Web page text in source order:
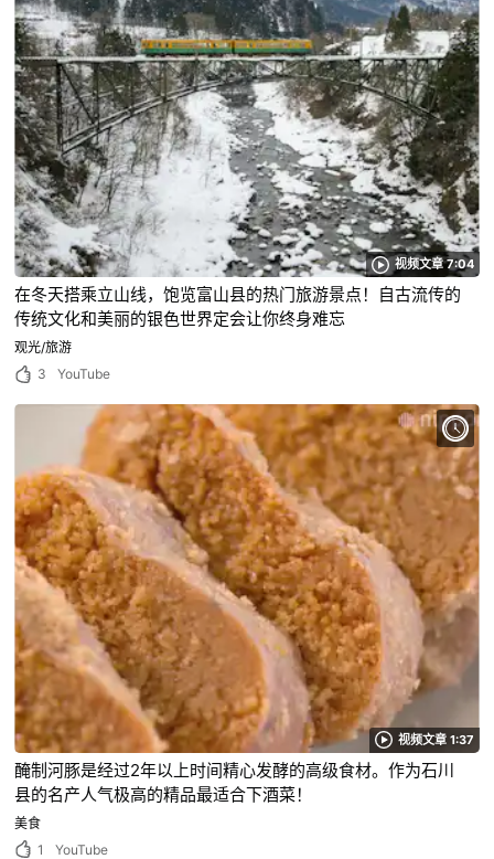
视频文章 7:04
在冬天搭乘立山线，饱览富山县的热门旅游景点！自古流传的
传统文化和美丽的银色世界定会让你终身难忘
观光/旅游
3
YouTube
视频文章 1:37
醃制河豚是经过2年以上时间精心发酵的高级食材。作为石川
县的名产人气极高的精品最适合下酒菜！
美食
1
YouTube